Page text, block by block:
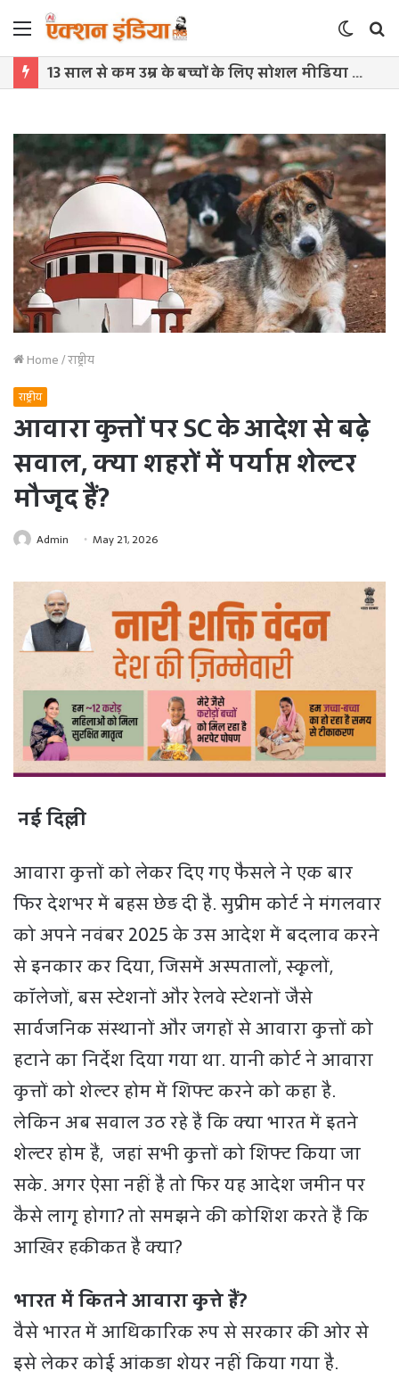
Menu
Switch
skin
13 साल से कम उम्र के बच्चों के लिए सोशल मीडिया बैन! संसद में बिल लाने की तैयारी
Home/राष्ट्रीय
राष्ट्रीय
आवारा कुत्तों पर SC के आदेश से बढ़े
सवाल, क्या शहरों में पर्याप्त शेल्टर
मौजूद हैं?
Admin May 21, 2026
नई दिल्ली
आवारा कुत्तों को लेकर दिए गए फैसले ने एक बार
फिर देशभर में बहस छेड़ दी है. सुप्रीम कोर्ट ने मंगलवार
को अपने नवंबर 2025 के उस आदेश में बदलाव करने
से इनकार कर दिया, जिसमें अस्पतालों, स्कूलों,
कॉलेजों, बस स्टेशनों और रेलवे स्टेशनों जैसे
सार्वजनिक संस्थानों और जगहों से आवारा कुत्तों को
हटाने का निर्देश दिया गया था. यानी कोर्ट ने आवारा
कुत्तों को शेल्टर होम में शिफ्ट करने को कहा है.
लेकिन अब सवाल उठ रहे हैं कि क्या भारत में इतने
शेल्टर होम हैं, जहां सभी कुत्तों को शिफ्ट किया जा
सके. अगर ऐसा नहीं है तो फिर यह आदेश जमीन पर
कैसे लागू होगा? तो समझने की कोशिश करते हैं कि
आखिर हकीकत है क्या?
भारत में कितने आवारा कुत्ते हैं?
वैसे भारत में आधिकारिक रुप से सरकार की ओर से
इसे लेकर कोई आंकड़ा शेयर नहीं किया गया है.